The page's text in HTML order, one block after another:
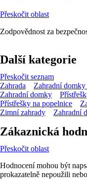
Přeskočit oblast
Zodpovědnost za
Další kategorie
Přeskočit seznam
Zahrada
Zahradní
Zahradní domky
Přístřešky na popelnice
Zimní zahrady
Zahradní
Zákaznická
Přeskočit oblast
Hodnocení mohou být
prokazatelně nepoužili